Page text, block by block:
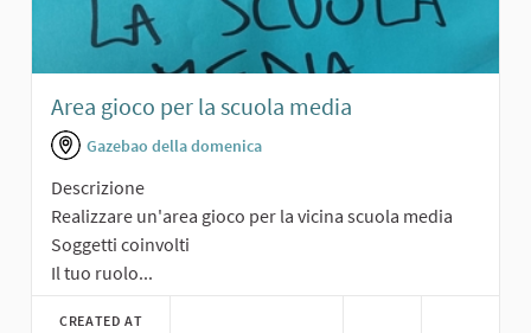
Area gioco per la scuola media
Gazebao della domenica
Descrizione
Realizzare un'area gioco per la vicina scuola media
Soggetti coinvolti
Il tuo ruolo...
CREATED AT